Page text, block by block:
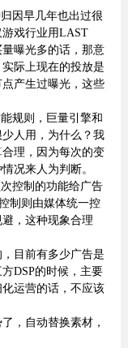
因早几年也出过很
戏行业用LAST
曝光多的话，那意
际上现在的投放是
产生过曝光，这些
规则，巨量引擎和
人用，为什么？我
理，因为每次的变
况来人为判断。
控制的功能给广告
制则由媒体统一控
，这种现象合理
目前有多少广告是
DSP的时候，主要
运营的话，不应该
，自动替换素材，